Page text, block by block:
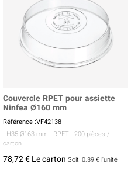
Couvercle RPET pour assiette
Ninfea Ø160 mm
Référence :VF42138
- H35 Ø163 mm - RPET - 200 pièces /
carton
78,72 € Le carton Soit 0.39 € l'unité